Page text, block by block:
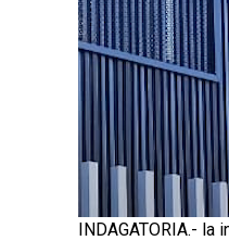
INDAGATORIA.-